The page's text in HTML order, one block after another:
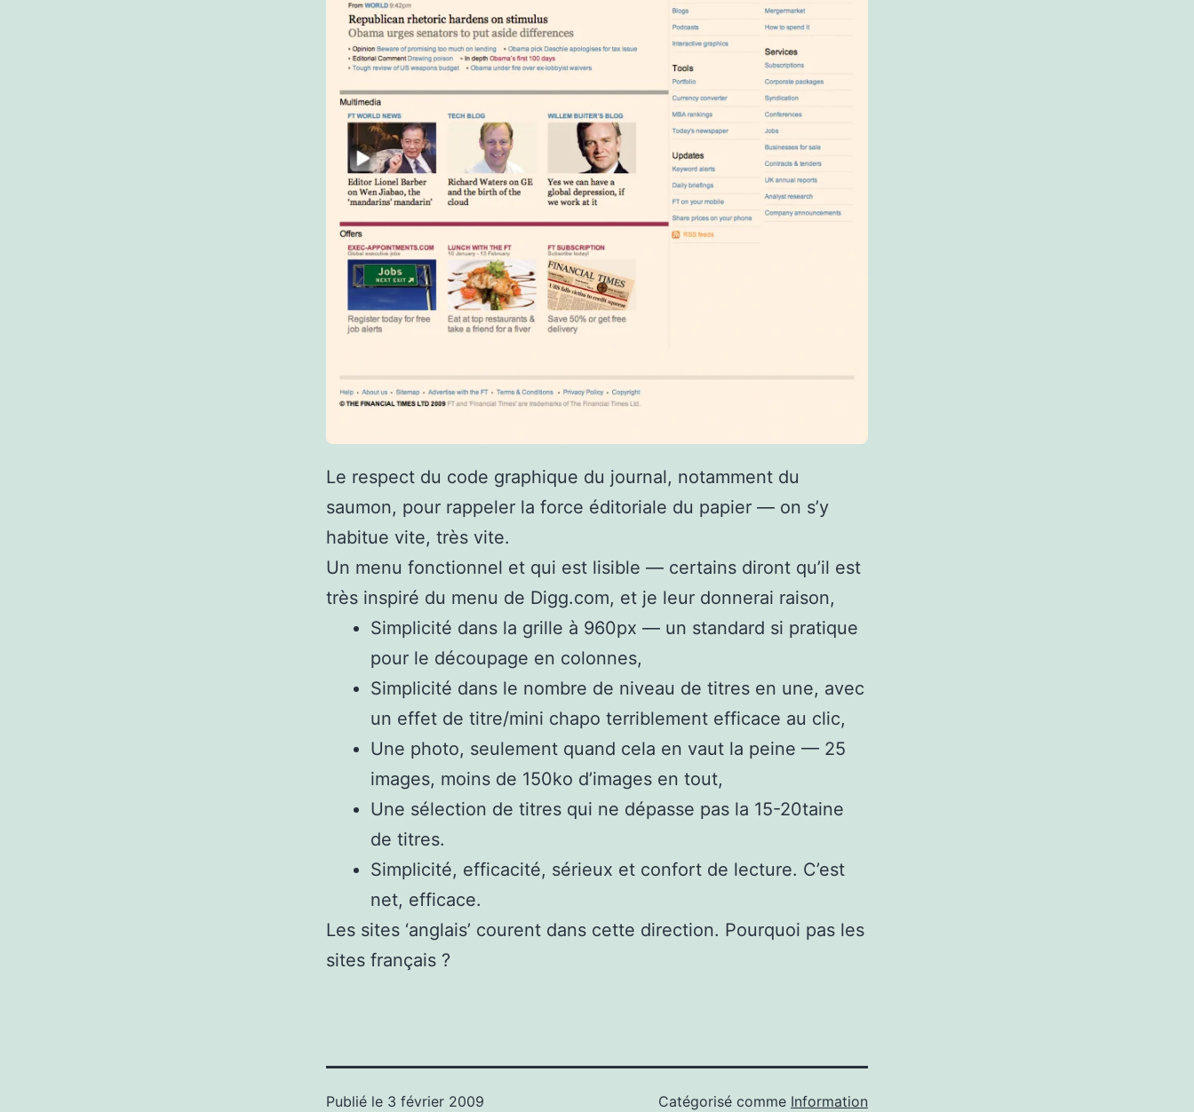
Le respect du code graphique du journal, notamment du
saumon, pour rappeler la force éditoriale du papier — on s’y
habitue vite, très vite.
Un menu fonctionnel et qui est lisible — certains diront qu’il est
très inspiré du menu de Digg.com, et je leur donnerai raison,
Simplicité dans la grille à 960px — un standard si pratique
pour le découpage en colonnes,
Simplicité dans le nombre de niveau de titres en une, avec
un effet de titre/mini chapo terriblement efficace au clic,
Une photo, seulement quand cela en vaut la peine — 25
images, moins de 150ko d’images en tout,
Une sélection de titres qui ne dépasse pas la 15-20taine
de titres.
Simplicité, efficacité, sérieux et confort de lecture. C’est
net, efficace.
Les sites ‘anglais’ courent dans cette direction. Pourquoi pas les
sites français ?
Publié le 3 février 2009
Catégorisé comme Information